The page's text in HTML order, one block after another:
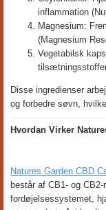
inflammation
Magnesium:
(Magnesium
Vegetabilsk
Disse ingredienser
og forbedre søvn,
Hvordan Virker
Natures Garden CBD
består af CB1- og CB2-
fordøjelsessystemet,